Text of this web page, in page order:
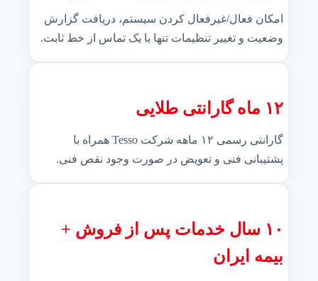
امکان فعال/غیرفعال کردن سیستم، دریافت گزارش
وضعیت و تغییر تنظیمات تنها با یک تماس از خط ثابت.
۱۲ ماه گارانتی طلایی
گارانتی رسمی ۱۲ ماهه شرکت Tesso همراه با
پشتیبانی فنی و تعویض در صورت وجود نقص فنی.
۱۰ سال خدمات پس از فروش +
بیمه ایران